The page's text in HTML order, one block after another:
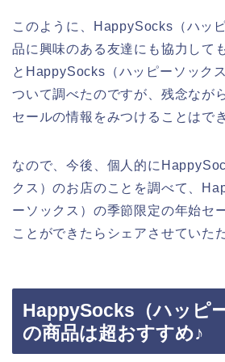
このように、HappySocks（ハッ
品に興味のある友達にも協力して
とHappySocks（ハッピーソック
ついて調べたのですが、残念なが
セールの情報をみつけることはで
なので、今後、個人的に
クス）のお店のことを調べて、
ーソックス）の季節限定の年始セ
ことができたらシェアさせていた
HappySocks（ハッピ
の商品は超おすすめ♪